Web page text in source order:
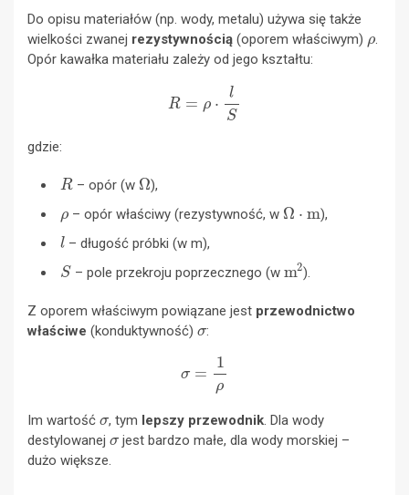
Do opisu materiałów (np. wody, metalu) używa się także
wielkości zwanej rezystywnością (oporem właściwym)
.
Opór kawałka materiału zależy od jego kształtu:
gdzie:
R
– opór (w
Ω
),
– opór właściwy (rezystywność, w
Ω
),
l
– długość próbki (w m),
S
– pole przekroju poprzecznego (w
m2
).
Z oporem właściwym powiązane jest przewodnictwo
właściwe (konduktywność)
σ
:
ρ
Im wartość , tym lepszy przewodnik. Dla wody
destylowanej
σ
jest bardzo małe, dla wody morskiej –
dużo większe.